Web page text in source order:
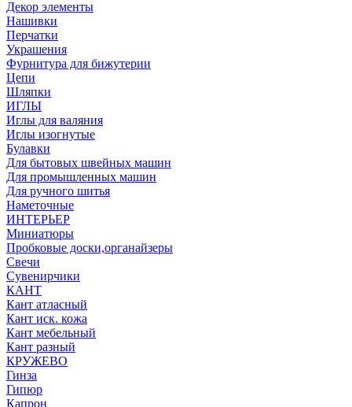
Декор элементы
Нашивки
Перчатки
Украшения
Фурнитура для бижутерии
Цепи
Шляпки
ИГЛЫ
Иглы для валяния
Иглы изогнутые
Булавки
Для бытовых швейных машин
Для промышленных машин
Для ручного шитья
Наметочные
ИНТЕРЬЕР
Миниатюры
Пробковые доски,органайзеры
Свечи
Сувенирчики
КАНТ
Кант атласный
Кант иск. кожа
Кант мебельный
Кант разный
КРУЖЕВО
Гинза
Гипюр
Капрон